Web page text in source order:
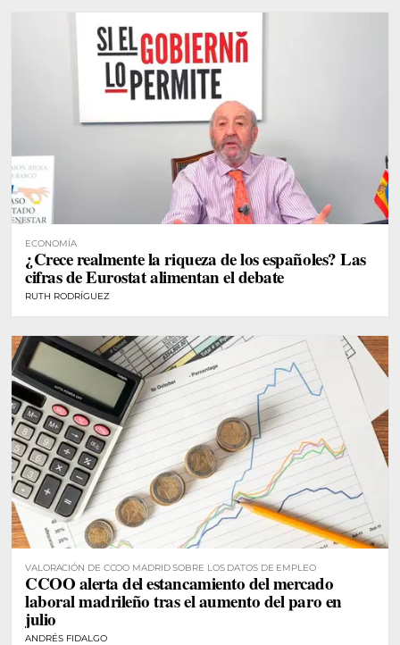
ECONOMÍA
¿Crece realmente la riqueza de los españoles? Las
cifras de Eurostat alimentan el debate
RUTH RODRÍGUEZ
VALORACIÓN DE CCOO MADRID SOBRE LOS DATOS DE EMPLEO
CCOO alerta del estancamiento del mercado
laboral madrileño tras el aumento del paro en
julio
ANDRÉS FIDALGO